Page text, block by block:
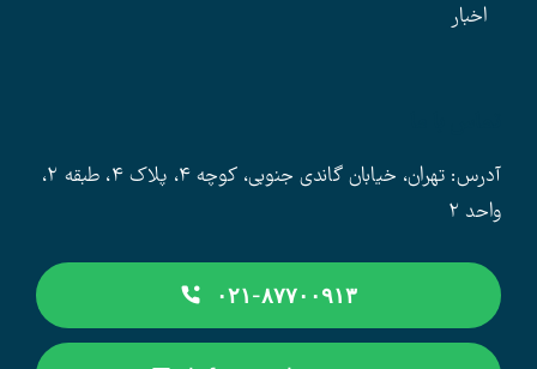
اخبار
آدرس: تهران، خیابان گاندی جنوبی، کوچه ۴، پلاک ۴، طبقه ۲،
واحد ۲
۰۲۱-۸۷۷۰۰۹۱۳